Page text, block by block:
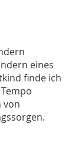
eines
finde ich
von